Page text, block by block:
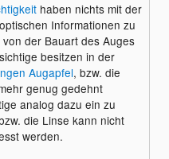
haben nichts mit der
Informationen zu
der Bauart des Auges
besitzen in der
Augapfel, bzw. die
genug gedehnt
analog dazu ein zu
die Linse kann nicht
werden.